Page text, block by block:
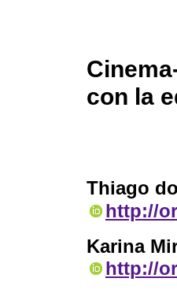
con la
Thiago
http://
Karina
http://